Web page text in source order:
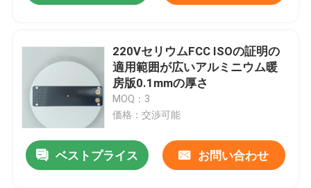
家
プロダクト
220VセリウムFCC ISOの証明の
適用範囲が広いアルミニウム暖
房版0.1mmの厚さ
MOQ：3
価格：交渉可能
ベストプライス お問い合わせ
多目的産業電気設備のための高速適用範囲が広いPiのフィルムのヒーター